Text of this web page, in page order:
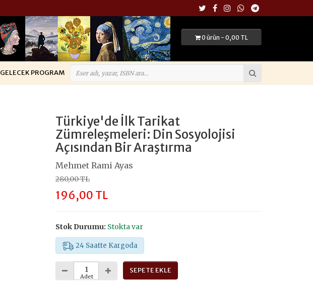
0 ürün - 0,00 TL
GELECEK PROGRAM
Türkiye'de İlk Tarikat
Zümreleşmeleri: Din Sosyolojisi
Açısından Bir Araştırma
Mehmet Rami Ayas
280,00 TL
196,00 TL
Stok Durumu: Stokta var
24 Saatte Kargoda
Adet
SEPETE EKLE